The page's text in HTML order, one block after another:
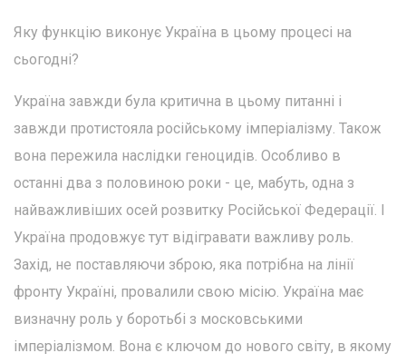
Яку функцію виконує Україна в цьому процесі на
сьогодні?
Україна завжди була критична в цьому питанні і
завжди протистояла російському імперіалізму. Також
вона пережила наслідки геноцидів. Особливо в
останні два з половиною роки - це, мабуть, одна з
найважливіших осей розвитку Російської Федерації. І
Україна продовжує тут відігравати важливу роль.
Захід, не поставляючи зброю, яка потрібна на лінії
фронту Україні, провалили свою місію. Україна має
визначну роль у боротьбі з московськими
імперіалізмом. Вона є ключом до нового світу, в якому